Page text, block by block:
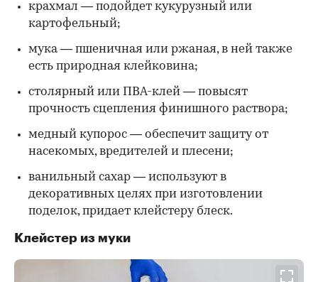
крахмал — подойдет кукурузный или
картофельный;
мука — пшеничная или ржаная, в ней также
есть природная клейковина;
столярный или ПВА-клей — повысят
прочность сцепления финишного раствора;
медный купорос — обеспечит защиту от
насекомых, вредителей и плесени;
ванильный сахар — используют в
декоративных целях при изготовлении
поделок, придает клейстеру блеск.
Клейстер из муки